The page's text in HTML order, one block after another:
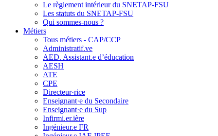
Le règlement intérieur du SNETAP-FSU
Les statuts du SNETAP-FSU
Qui sommes-nous ?
Métiers
Tous métiers - CAP/CCP
Administratif.ve
AED. Assistant.e d’éducation
AESH
ATE
CPE
Directeur·rice
Enseignant·e du Secondaire
Enseignant·e du Sup
Infirmi.er.ière
Ingénieur.e FR